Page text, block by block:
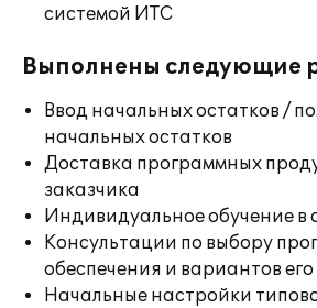
системой ИТС
Выполнены следующие
Ввод начальных остатков /
начальных остатков
Доставка программных
заказчика
Индивидуальное обучение в
Консультации по выбору
обеспечения и вариантов
Начальные настройки